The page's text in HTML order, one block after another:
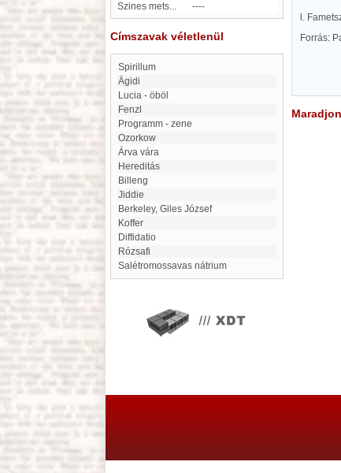
Szines mets...
----
Címszavak véletlenül
Spirillum
Ägidi
Lucia - öböl
Fenzl
Programm - zene
Ozorkow
Árva vára
hereditás
Billeng
jiddie
Berkeley, Giles József
koffer
Diffidatio
Rózsafi
Salétromossavas nátrium
l.
Forrás: